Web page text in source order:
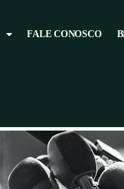
FALE CONOSCO